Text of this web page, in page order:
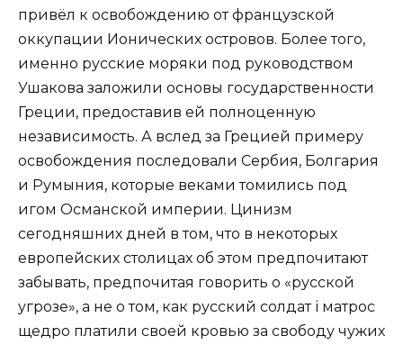
привёл к освобождению от французской
оккупации Ионических островов. Более того,
именно русские моряки под руководством
Ушакова заложили основы государственности
Греции, предоставив ей полноценную
независимость. А вслед за Грецией примеру
освобождения последовали Сербия, Болгария
и Румыния, которые веками томились под
игом Османской империи. Цинизм
сегодняшних дней в том, что в некоторых
европейских столицах об этом предпочитают
забывать, предпочитая говорить о «русской
угрозе», а не о том, как русский солдат і матрос
щедро платили своей кровью за свободу чужих